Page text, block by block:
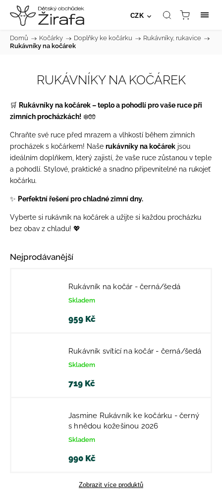
CZK
Domů / Kočárky / Doplňky ke kočárku / Rukávníky, rukavice /
Rukávníky na kočárek
RUKÁVNÍKY NA KOČÁREK
🛒 Rukávníky na kočárek – teplo a pohodlí pro vaše ruce při
zimních procházkách! ❄️🧤
Chraňte své ruce před mrazem a vlhkostí během zimních
procházek s kočárkem! Naše rukávníky na kočárek jsou
ideálním doplňkem, který zajistí, že vaše ruce zůstanou v teple
a pohodlí. Stylové, praktické a snadno připevnitelné na rukojeť
kočárku.
✨ Perfektní řešení pro chladné zimní dny.
Vyberte si rukávník na kočárek a užijte si každou procházku
bez obav z chladu! 💖
Nejprodávanější
Rukávník na kočár - černá/šedá
Skladem
959 Kč
Rukávník svítící na kočár - černá/šedá
Skladem
719 Kč
Jasmine Rukávník ke kočárku - černý
s hnědou kožešinou 2026
Skladem
990 Kč
Zobrazit více produktů